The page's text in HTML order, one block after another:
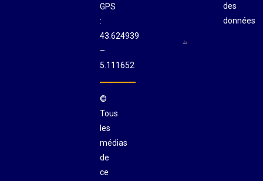
GPS
:
43.624939
–
5.111652
©
Tous
les
médias
de
ce
des
données